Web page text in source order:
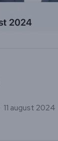
11 august 2024